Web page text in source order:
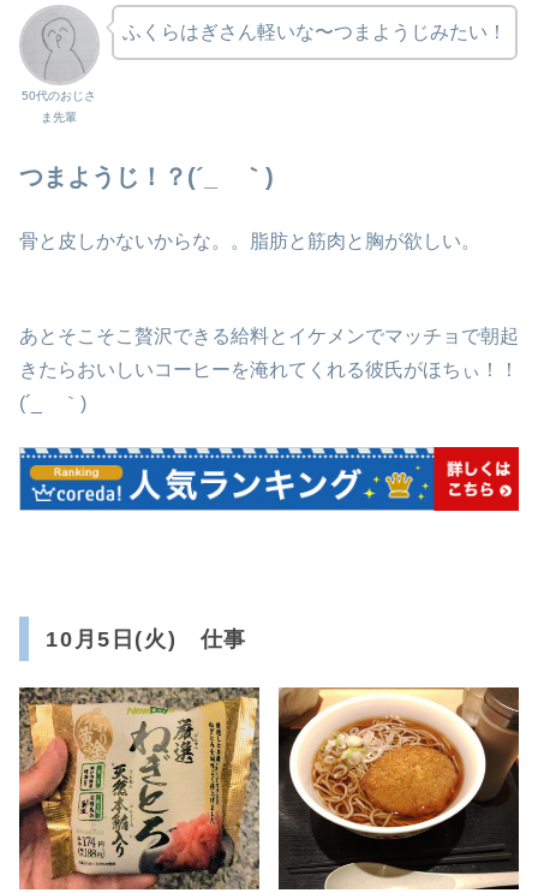
50代のおじさ
ま先輩
ふくらはぎさん軽いな〜つまようじみたい！
つまようじ！？(´_ゝ｀)
骨と皮しかないからな。。脂肪と筋肉と胸が欲しい。
あとそこそこ贅沢できる給料とイケメンでマッチョで朝起
きたらおいしいコーヒーを淹れてくれる彼氏がほちぃ！！
(´_ゝ｀)
10月5日(火) 仕事